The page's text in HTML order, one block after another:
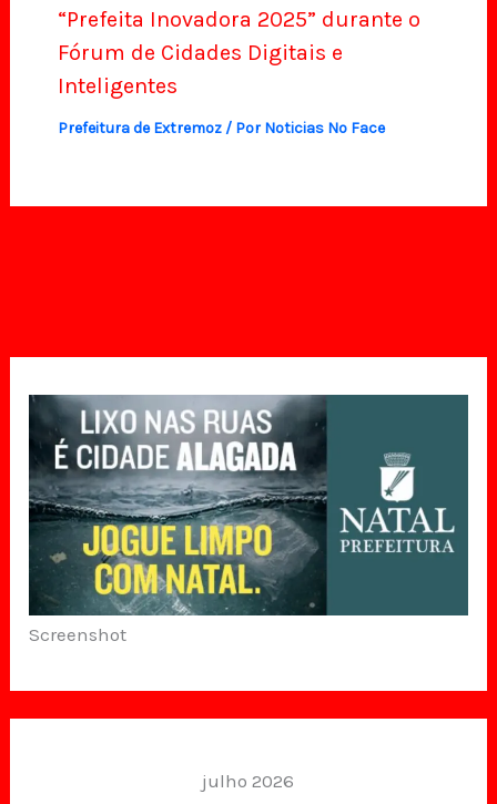
Screenshot
julho 2026
“Prefeita Inovadora 2025” durante o
Fórum de Cidades Digitais e
Inteligentes
Prefeitura de Extremoz/ Por Noticias No Face